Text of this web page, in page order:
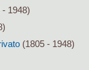
- 1948)
(1805 - 1948)